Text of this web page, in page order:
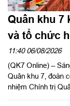
Quân khu 7
và tổ chức
2026 tại tỉnh
11:40 06/08/2026
(QK7 Online) –
Quân khu 7, đoàn
nhiệm Chính trị